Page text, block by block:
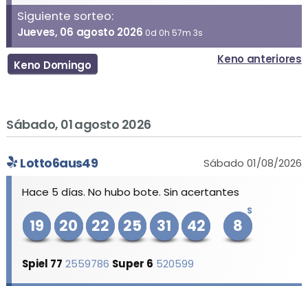
Siguiente sorteo:
Jueves, 06 agosto 2026 0d 0h 57m 3s
Keno Domingo Keno anteriores
Sábado, 01 agosto 2026
Lotto6aus49
Sábado 01/08/2026
Hace 5 días. No hubo bote. Sin acertantes
19 20 22 25 31 42
S
8
Spiel 77 2559786 Super 6 520599